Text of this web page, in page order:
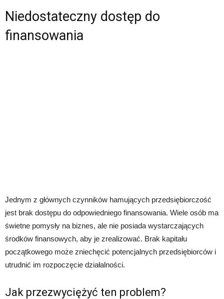
Niedostateczny dostęp do
finansowania
Jednym z głównych czynników hamujących przedsiębiorczość
jest brak dostępu do odpowiedniego finansowania. Wiele osób ma
świetne pomysły na biznes, ale nie posiada wystarczających
środków finansowych, aby je zrealizować. Brak kapitału
początkowego może zniechęcić potencjalnych przedsiębiorców i
utrudnić im rozpoczęcie działalności.
Jak przezwyciężyć ten problem?